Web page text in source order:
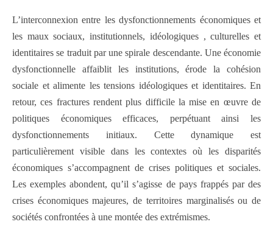
L’interconnexion entre les dysfonctionnements économiques et
les maux sociaux, institutionnels, idéologiques , culturelles et
identitaires se traduit par une spirale descendante. Une économie
dysfonctionnelle affaiblit les institutions, érode la cohésion
sociale et alimente les tensions idéologiques et identitaires. En
retour, ces fractures rendent plus difficile la mise en œuvre de
politiques économiques efficaces, perpétuant ainsi les
dysfonctionnements initiaux. Cette dynamique est
particulièrement visible dans les contextes où les disparités
économiques s’accompagnent de crises politiques et sociales.
Les exemples abondent, qu’il s’agisse de pays frappés par des
crises économiques majeures, de territoires marginalisés ou de
sociétés confrontées à une montée des extrémismes.